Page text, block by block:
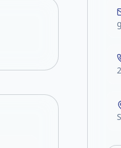
Compartir en